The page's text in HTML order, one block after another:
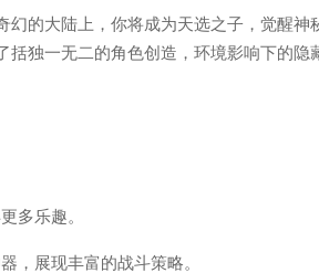
的大陆上，你将成为天选之子，觉醒神
独一无二的角色创造，环境影响下的隐
多乐趣。
，展现丰富的战斗策略。